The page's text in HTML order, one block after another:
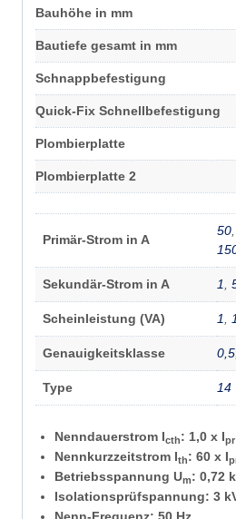
Bauhöhe in mm
Bautiefe gesamt in mm
Schnappbefestigung
Quick-Fix Schnellbefestigung
Plombierplatte
Plombierplatte 2
Primär-Strom in A
50,
Sekundär-Strom in A 1,
Scheinleistung (VA) 1,
Genauigkeitsklasse 0,5
Type 14
Nenndauerstrom Icth: 1,0 x Ipr
Nennkurzzeitstrom Ith: 60 x I
Betriebsspannung Um: 0,72
Isolationsprüfspannung: 3